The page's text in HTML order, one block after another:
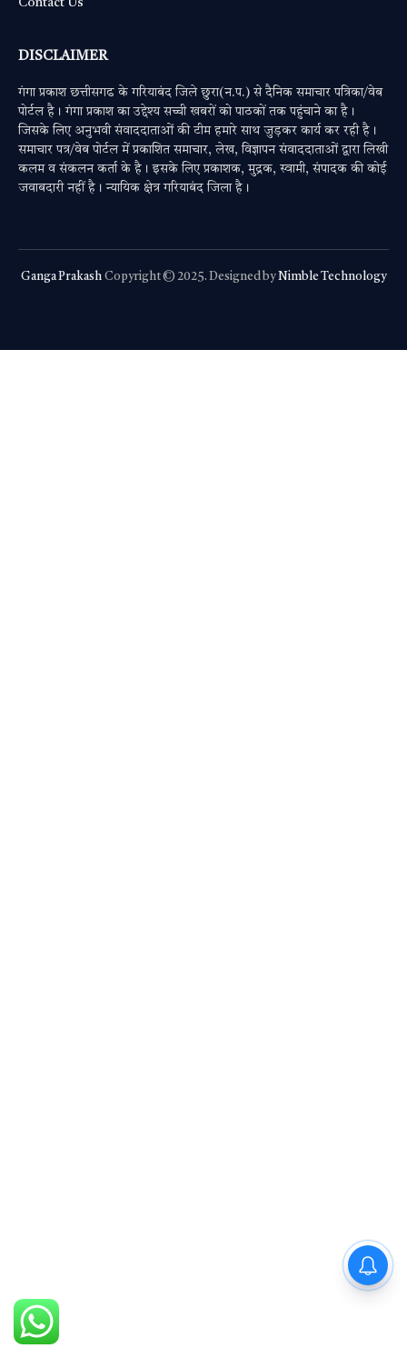
Contact Us
DISCLAIMER
गंगा प्रकाश छत्तीसगढ के गरियाबंद जिले छुरा(न.प.) से दैनिक समाचार पत्रिका/वेब
पोर्टल है। गंगा प्रकाश का उद्देश्य सच्ची खबरों को पाठकों तक पहुंचाने का है।
जिसके लिए अनुभवी संवाददाताओं की टीम हमारे साथ जुड़कर कार्य कर रही है।
समाचार पत्र/वेब पोर्टल में प्रकाशित समाचार, लेख, विज्ञापन संवाददाताओं द्वारा लिखी
कलम व संकलन कर्ता के है। इसके लिए प्रकाशक, मुद्रक, स्वामी, संपादक की कोई
जवाबदारी नहीं है। न्यायिक क्षेत्र गरियाबंद जिला है।
Ganga Prakash Copyright © 2025. Designed byNimble Technology